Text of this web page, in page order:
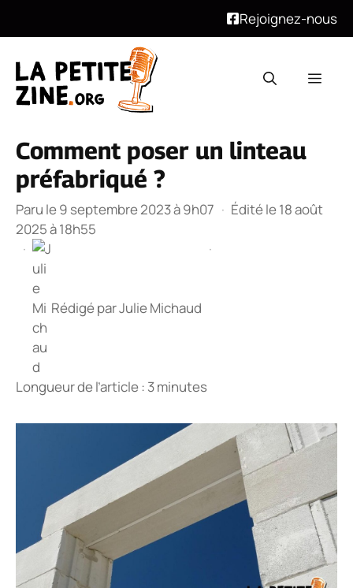
Rejoignez-nous
contenu
Comment poser un linteau
préfabriqué ?
Paru le 9 septembre 2023 à 9h07 · Édité le 18 août
2025 à 18h55
·
Rédigé parJulie Michaud
·
Longueur de l’article : 3 minutes